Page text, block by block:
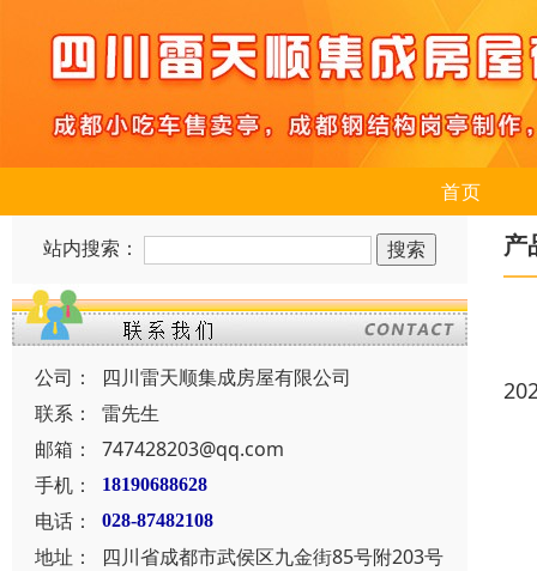
首页
站内搜索：
公司：
四川雷天顺集成房屋有限公司
联系：
雷先生
邮箱：
747428203@qq.com
手机：
18190688628
电话： 028-87482108
地址：
四川省成都市武侯区九金街85号附203号
产